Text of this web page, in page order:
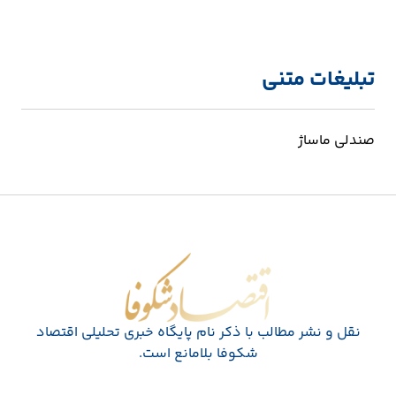
تبلیغات متنی
صندلی ماساژ
اقتصاد شکوفا
نقل و نشر مطالب با ذکر نام پايگاه خبری تحليلی اقتصاد
شکوفا بلامانع است.